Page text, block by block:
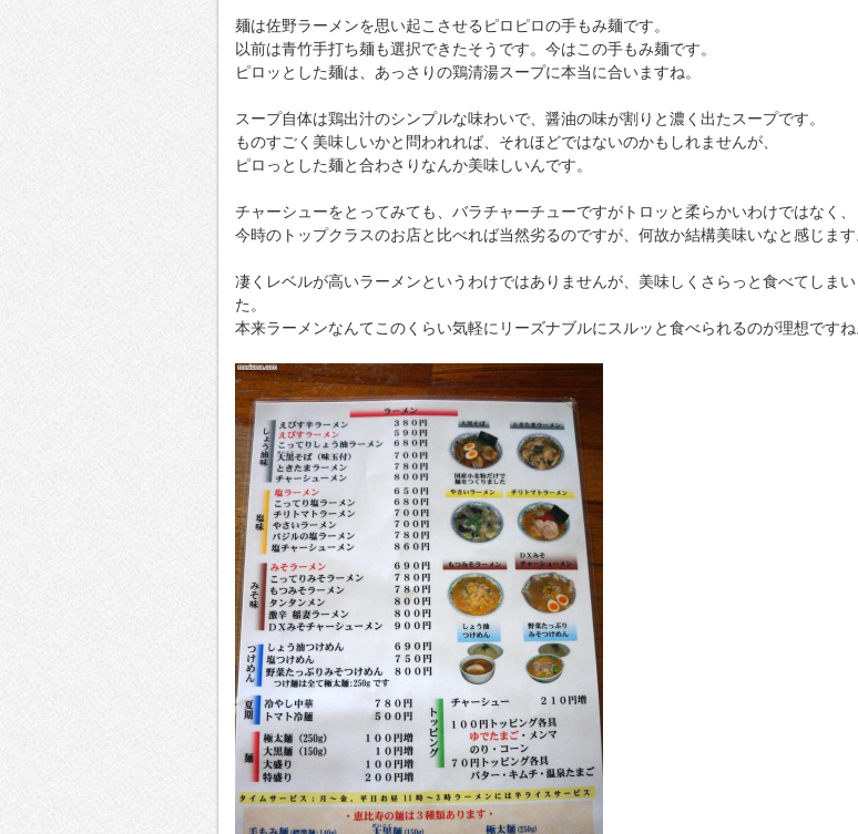
麺は佐野ラーメンを思い起こさせるピロピロの手もみ麺です。
以前は青竹手打ち麺も選択できたそうです。今はこの手もみ麺です。
ピロッとした麺は、あっさりの鶏清湯スープに本当に合いますね。
スープ自体は鶏出汁のシンプルな味わいで、醤油の味が割りと濃く出たスープです。
ものすごく美味しいかと問われれば、それほどではないのかもしれませんが、
ピロっとした麺と合わさりなんか美味しいんです。
チャーシューをとってみても、バラチャーチューですがトロッと柔らかいわけではなく、
今時のトップクラスのお店と比べれば当然劣るのですが、何故か結構美味いなと感じます
凄くレベルが高いラーメンというわけではありませんが、美味しくさらっと食べてしまい
た。
本来ラーメンなんてこのくらい気軽にリーズナブルにスルッと食べられるのが理想ですね